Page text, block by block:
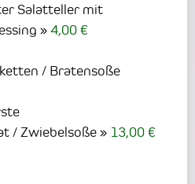
Salatteller mit
4,00 €
/ Bratensoße
/ Zwiebelsoße
13,00 €